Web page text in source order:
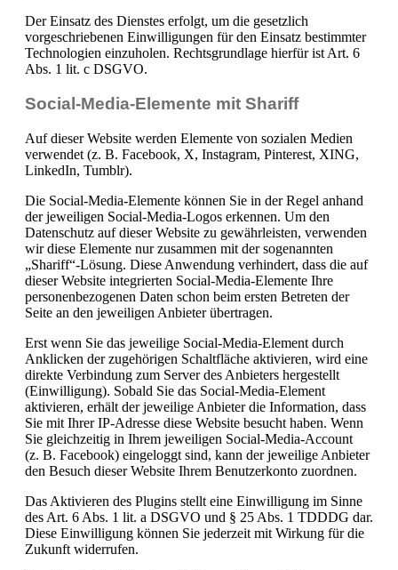
Der Einsatz des Dienstes erfolgt, um die gesetzlich
vorgeschriebenen Einwilligungen für den Einsatz bestimmter
Technologien einzuholen. Rechtsgrundlage hierfür ist Art. 6
Abs. 1 lit. c DSGVO.
Social-Media-Elemente mit Shariff
Auf dieser Website werden Elemente von sozialen Medien
verwendet (z. B. Facebook, X, Instagram, Pinterest, XING,
LinkedIn, Tumblr).
Die Social-Media-Elemente können Sie in der Regel anhand
der jeweiligen Social-Media-Logos erkennen. Um den
Datenschutz auf dieser Website zu gewährleisten, verwenden
wir diese Elemente nur zusammen mit der sogenannten
„Shariff“-Lösung. Diese Anwendung verhindert, dass die auf
dieser Website integrierten Social-Media-Elemente Ihre
personenbezogenen Daten schon beim ersten Betreten der
Seite an den jeweiligen Anbieter übertragen.
Erst wenn Sie das jeweilige Social-Media-Element durch
Anklicken der zugehörigen Schaltfläche aktivieren, wird eine
direkte Verbindung zum Server des Anbieters hergestellt
(Einwilligung). Sobald Sie das Social-Media-Element
aktivieren, erhält der jeweilige Anbieter die Information, dass
Sie mit Ihrer IP-Adresse diese Website besucht haben. Wenn
Sie gleichzeitig in Ihrem jeweiligen Social-Media-Account
(z. B. Facebook) eingeloggt sind, kann der jeweilige Anbieter
den Besuch dieser Website Ihrem Benutzerkonto zuordnen.
Das Aktivieren des Plugins stellt eine Einwilligung im Sinne
des Art. 6 Abs. 1 lit. a DSGVO und § 25 Abs. 1 TDDDG dar.
Diese Einwilligung können Sie jederzeit mit Wirkung für die
Zukunft widerrufen.